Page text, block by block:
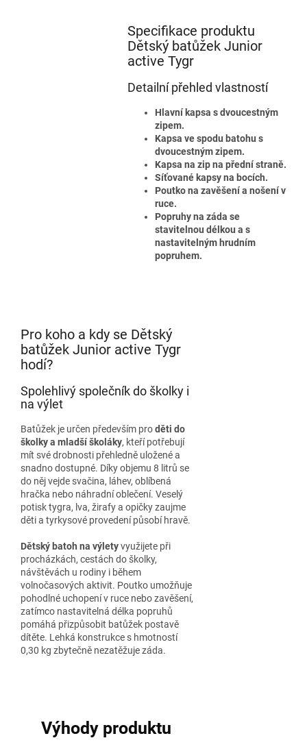
Specifikace produktu
Dětský batůžek Junior
active Tygr
Detailní přehled vlastností
Hlavní kapsa s dvoucestným
zipem.
Kapsa ve spodu batohu s
dvoucestným zipem.
Kapsa na zip na přední straně.
Síťované kapsy na bocích.
Poutko na zavěšení a nošení v
ruce.
Popruhy na záda se
stavitelnou délkou a s
nastavitelným hrudním
popruhem.
Pro koho a kdy se Dětský
batůžek Junior active Tygr
hodí?
Spolehlivý společník do školky i
na výlet
Batůžek je určen především proděti do
školky a mladší školáky, kteří potřebují
mít své drobnosti přehledně uložené a
snadno dostupné. Díky objemu 8 litrů se
do něj vejde svačina, láhev, oblíbená
hračka nebo náhradní oblečení. Veselý
potisk tygra, lva, žirafy a opičky zaujme
děti a tyrkysové provedení působí hravě.
Dětský batoh na výletyvyužijete při
procházkách, cestách do školky,
návštěvách u rodiny i během
volnočasových aktivit. Poutko umožňuje
pohodlné uchopení v ruce nebo zavěšení,
zatímco nastavitelná délka popruhů
pomáhá přizpůsobit batůžek postavě
dítěte. Lehká konstrukce s hmotností
0,30 kg zbytečně nezatěžuje záda.
Výhody produktu